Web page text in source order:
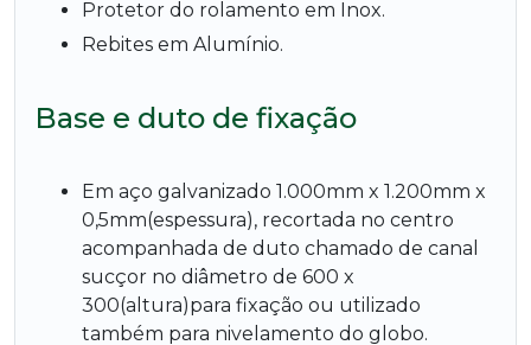
Protetor do rolamento em Inox.
Rebites em Alumínio.
Base e duto de fixação
Em aço galvanizado 1.000mm x 1.200mm x
0,5mm(espessura), recortada no centro
acompanhada de duto chamado de canal
sucçor no diâmetro de 600 x
300(altura)para fixação ou utilizado
também para nivelamento do globo.